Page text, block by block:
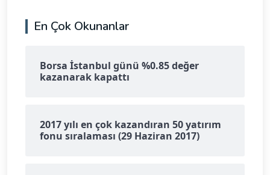
En Çok Okunanlar
Borsa İstanbul günü %0.85 değer
kazanarak kapattı
2017 yılı en çok kazandıran 50 yatırım
fonu sıralaması (29 Haziran 2017)